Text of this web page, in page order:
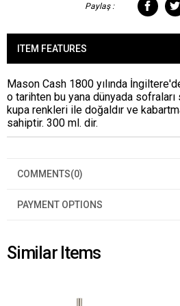
Paylaş :
ITEM FEATURES
Mason Cash 1800 yılında
o tarihten bu yana dünyada
kupa renkleri ile doğaldır ve
sahiptir. 300 ml. dir.
COMMENTS(0)
PAYMENT OPTIONS
Similar Items